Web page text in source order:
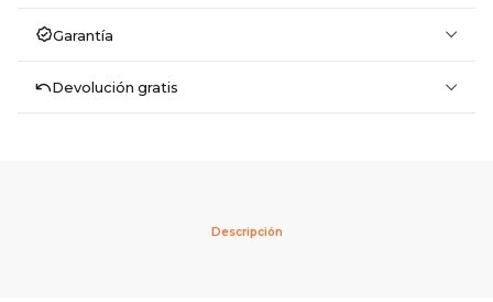
Garantía
Devolución gratis
Descripción